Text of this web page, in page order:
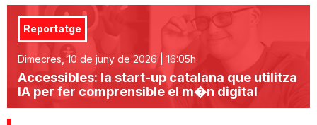
Reportatge
Dimecres, 10 de juny de 2026 | 16:05h
Accessibles: la start-up catalana que utilitza
IA per fer comprensible el m�n digital